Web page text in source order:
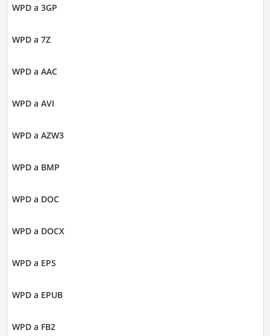
WPD a 3GP
WPD a 7Z
WPD a AAC
WPD a AVI
WPD a AZW3
WPD a BMP
WPD a DOC
WPD a DOCX
WPD a EPS
WPD a EPUB
WPD a FB2